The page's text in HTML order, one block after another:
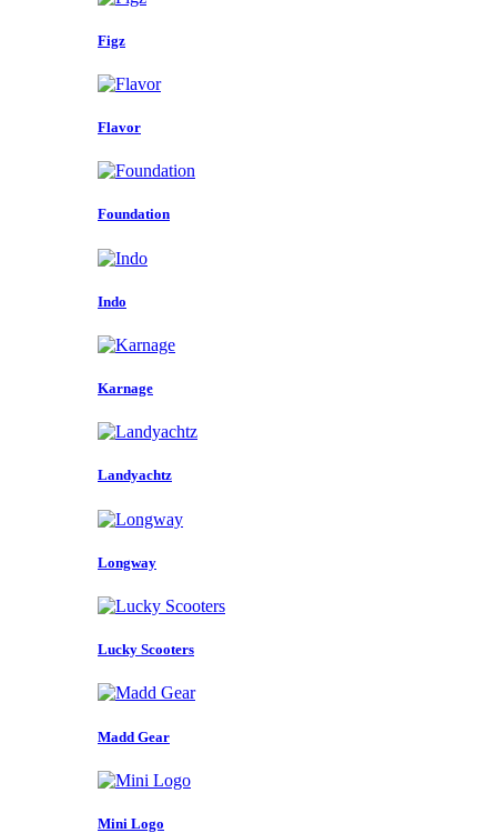
Figz
Flavor
Foundation
Indo
Karnage
Landyachtz
Longway
Lucky Scooters
Madd Gear
Mini Logo